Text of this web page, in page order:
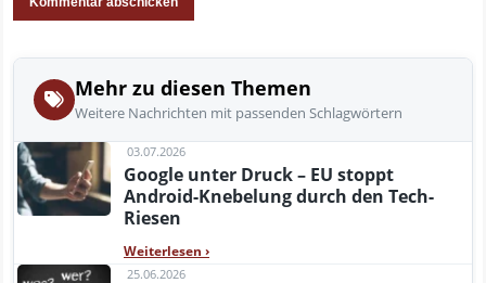
Mehr zu diesen Themen
Weitere Nachrichten mit passenden Schlagwörtern
03.07.2026
Google unter Druck – EU stoppt
Android-Knebelung durch den Tech-
Riesen
Weiterlesen ›
25.06.2026